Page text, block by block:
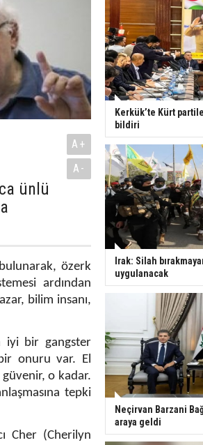
ünlü
A+
A-
özerk
ardından
bilim insanı,
iyi bir gangster
onuru var. El
güvenir, o kadar.
tepki
Cher (Cherilyn
Kerkük’te Kürt
bildiri
Irak: Silah
uygulanacak
Neçirvan Barzani
araya geldi